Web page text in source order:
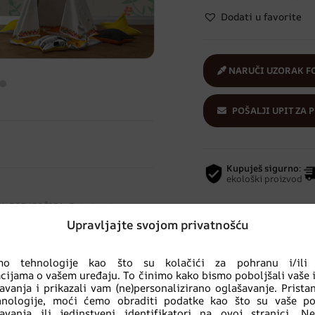
Upravljajte svojom privatnošću
tehnologije kao što su kolačići za pohranu i/ili
o vašem uređaju. To činimo kako bismo poboljšali vaše
i prikazali vam (ne)personalizirano oglašavanje.
moći ćemo obraditi podatke kao što su vaše
,DJEVOJČICA,Foto tapete,
ŽIVOTINJE
Dodati u favorite
NARUČI UZORAK
POŠALJI UPIT ZA
Kupuješ sigurno:
ekološki proizvod
Povezani proizvodi